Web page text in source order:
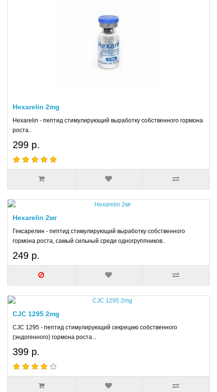
Hexarelin 2mg
Hexarelin - пептид стимулирующий выработку собственного гормона
роста..
299 р.
Hexarelin 2мг
Гексарелин - пептид стимулирующий выработку собственного
гормона роста, самый сильный среди одногруппников..
249 р.
CJC 1295 2mg
CJC 1295 - пептид стимулирующий секрецию собственного
(эндогенного) гормона роста...
399 р.